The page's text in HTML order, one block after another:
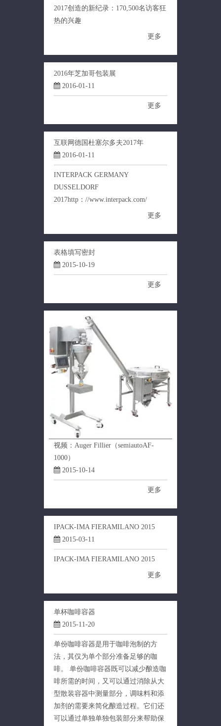
2017创造的新纪录：170,500名访客狂
热的兴趣
更多
2016年芝加哥包装展
2016-01-11
更多
互联网德国杜塞尔多夫2017年
2016-01-11
INTERPACK GERMANY
DUSSELDORF
2017http：//www.interpack.com/
更多
表格填写密封
2015-10-19
更多
视频：Auger Fillier（semiautoAF-
1000）
2015-10-14
更多
IPACK-IMA FIERAMILANO 2015
2015-03-11
IPACK-IMA FIERAMILANO 2015
更多
单杯咖啡容器
2015-11-20
单份咖啡容器是用于咖啡泡制的方
法，其仅为单个部分准备足够的咖
啡。 单份咖啡容器既可以减少酿造咖
啡所需的时间，又可以通过消除从大
型散装容器中测量部分，调味料和添
加剂的需要来简化酿造过程。它们还
可以通过单独单独包装部分来帮助保